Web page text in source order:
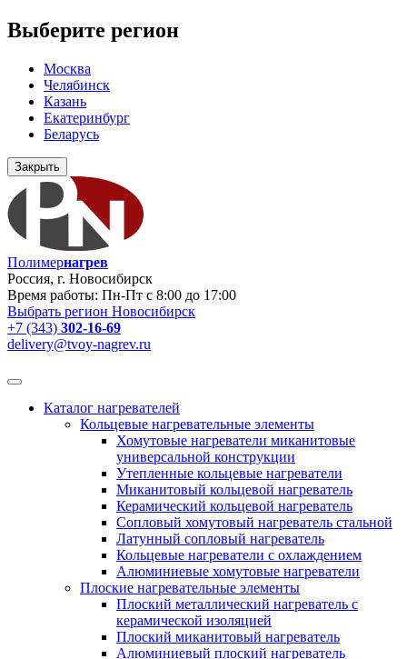
Выберите регион
Москва
Челябинск
Казань
Екатеринбург
Беларусь
Закрыть
Полимернагрев
Россия, г. Новосибирск
Время работы: Пн-Пт с 8:00 до 17:00
Выбрать регион Новосибирск
+7 (343) 302-16-69
delivery@tvoy-nagrev.ru
Каталог нагревателей
Кольцевые нагревательные элементы
Хомутовые нагреватели миканитовые
универсальной конструкции
Утепленные кольцевые нагреватели
Миканитовый кольцевой нагреватель
Керамический кольцевой нагреватель
Сопловый хомутовый нагреватель стальной
Латунный сопловый нагреватель
Кольцевые нагреватели с охлаждением
Алюминиевые хомутовые нагреватели
Плоские нагревательные элементы
Плоский металлический нагреватель с
керамической изоляцией
Плоский миканитовый нагреватель
Алюминиевый плоский нагреватель